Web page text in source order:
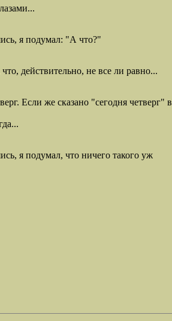
я подумал: "А что?"
действительно, не все ли равно...
Если же сказано "сегодня четверг" в
я подумал, что ничего такого уж